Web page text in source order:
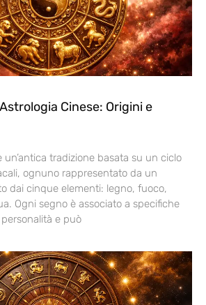
Cinese: Origini e
un’antica tradizione basata su un ciclo
ognuno rappresentato da un
dai cinque elementi: legno, fuoco,
Ogni segno è associato a specifiche
e può